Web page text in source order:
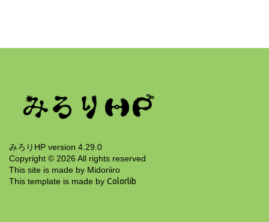
みろりHP version 4.29.0
Copyright © 2026 All rights reserved
This site is made by Midoriiro
This template is made by Colorlib